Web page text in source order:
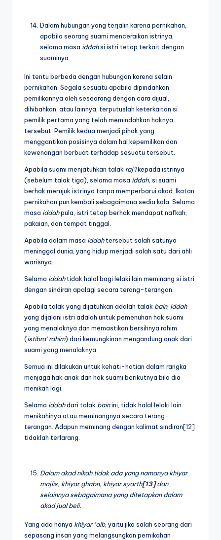
Dalam hubungan yang terjalin karena pernikahan,
apabila seorang suami menceraikan istrinya,
selama masa iddahsi istri tetap terkait dengan
suaminya.
Ini tentu berbeda dengan hubungan karena selain
pernikahan. Segala sesuatu apabila dipindahkan
pemilikannya oleh seseorang dengan cara dijual,
dihibahkan, atau lainnya, terputuslah keterkaitan si
pemilik pertama yang telah memindahkan haknya
tersebut. Pemilik kedua menjadi pihak yang
menggantikan posisinya dalam hal kepemilikan dan
kewenangan berbuat terhadap sesuatu tersebut.
Apabila suami menjatuhkan talak raj’ikepada istrinya
(sebelum talak tiga), selama masa iddah, si suami
berhak merujuk istrinya tanpa memperbarui akad. Ikatan
pernikahan pun kembali sebagaimana sedia kala. Selama
masa iddahpula, istri tetap berhak mendapat nafkah,
pakaian, dan tempat tinggal.
Apabila dalam masa iddahtersebut salah satunya
meninggal dunia, yang hidup menjadi salah satu dari ahli
warisnya.
Selama iddahtidak halal bagi lelaki lain meminang si istri,
dengan sindiran apalagi secara terang-terangan.
Apabila talak yang dijatuhkan adalah talak bain, iddah
yang dijalani istri adalah untuk pemenuhan hak suami
yang menalaknya dan memastikan bersihnya rahim
(istibra’ rahim) dari kemungkinan mengandung anak dari
suami yang menalaknya.
Semua ini dilakukan untuk kehati-hatian dalam rangka
menjaga hak anak dan hak suami berikutnya bila dia
menikah lagi.
Selama iddahdari talak bainini, tidak halal lelaki lain
menikahinya atau meminangnya secara terang-
terangan. Adapun meminang dengan kalimat sindiran[12]
tidaklah terlarang.
Dalam akad nikah tidak ada yang namanya khiyar
majlis, khiyar ghabn, khiyar syarth[13]dan
selainnya sebagaimana yang ditetapkan dalam
akad jual beli.
Yang ada hanya khiyar ‘aib, yaitu jika salah seorang dari
sepasang insan yang melangsungkan pernikahan